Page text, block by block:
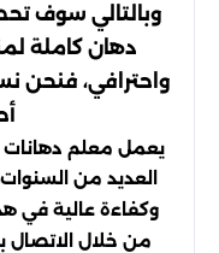
وبالتالي سوف
دهان كاملة
واحترافي، فنحن
يعمل معلم
العديد من
وكفاءة عالية في
من خلال الاتصال